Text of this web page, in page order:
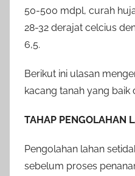
50-500 mdpl, curah
28-32 derajat celcius
6,5.
Berikut ini ulasan
kacang tanah yang baik
TAHAP PENGOLAHAN
Pengolahan lahan
sebelum proses